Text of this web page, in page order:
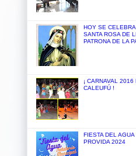
HOY SE CELEBRA
SANTA ROSA DE
PATRONA DE LA
¡ CARNAVAL 2016
CALEUFÚ !
FIESTA DEL AGUA
PROVIDA 2024